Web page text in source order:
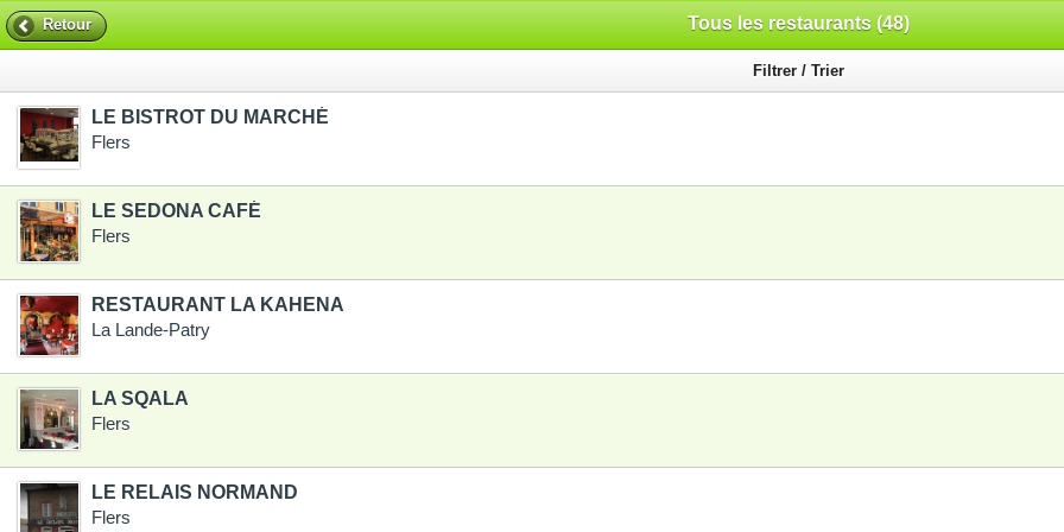
Tous les restaurants (48)
Retour
Filtrer / Trier
LE BISTROT DU MARCHÉ
Flers
LE SEDONA CAFÉ
Flers
RESTAURANT LA KAHENA
La Lande-Patry
LA SQALA
Flers
LE RELAIS NORMAND
Flers